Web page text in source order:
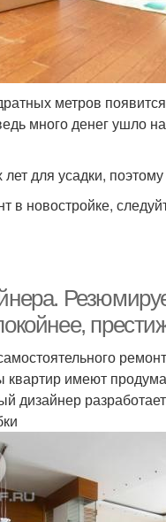
метров
много денег ушло
для усадки,
в новостройке,
имеют
дизайнер